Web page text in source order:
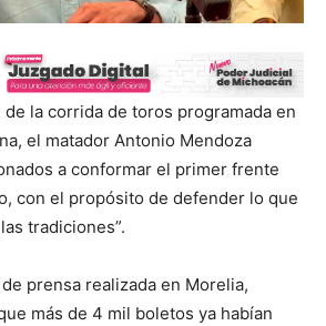
de la corrida de toros programada en
el matador Antonio Mendoza
a conformar el primer frente
con el propósito de defender lo que
tradiciones”.
prensa realizada en Morelia,
más de 4 mil boletos ya habían